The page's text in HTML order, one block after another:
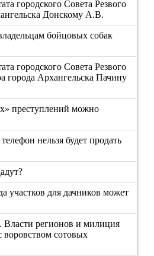
городского Совета Резвого
Донскому А.В.
бойцовых собак
городского Совета Резвого
города Архангельска Пачину
преступлений можно
нельзя будет продать
участков для дачников может
регионов и милиция
воровством сотовых